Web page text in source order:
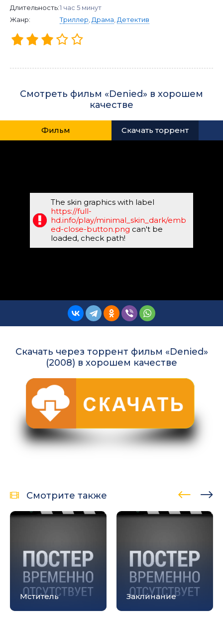
Длительность:1 час 5 минут
Жанр:
Триллер Драма Детектив
Смотреть фильм «Denied» в хорошем
качестве
Фильм Скачать торрент
The skin graphics with label
https://full-
hd.info/play/minimal_skin_dark/emb
ed-close-button.png can't be
loaded, check path!
Скачать через торрент фильм «Denied»
(2008) в хорошем качестве
Смотрите также
Мститель Заклинание